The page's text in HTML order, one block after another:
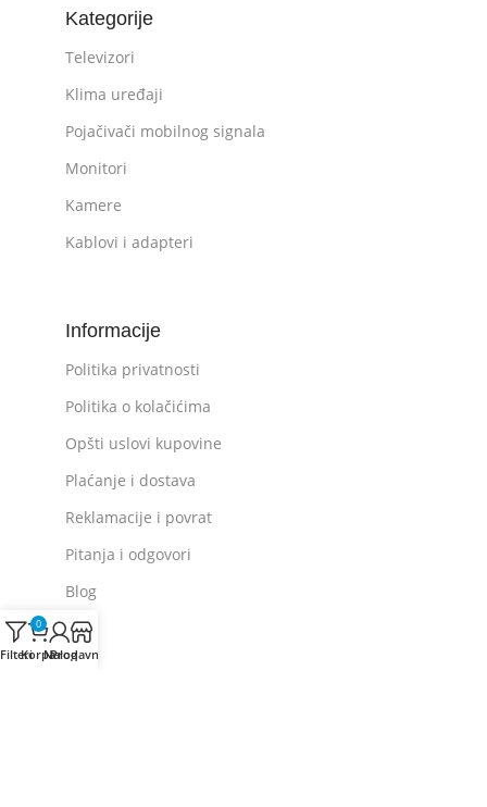
Kategorije
Televizori
Klima uređaji
Pojačivači mobilnog signala
Monitori
Kamere
Kablovi i adapteri
Informacije
Politika privatnosti
Politika o kolačićima
Opšti uslovi kupovine
Plaćanje i dostava
Reklamacije i povrat
Pitanja i odgovori
Blog
Filteri
0
KorpaNalog
Prodavnica